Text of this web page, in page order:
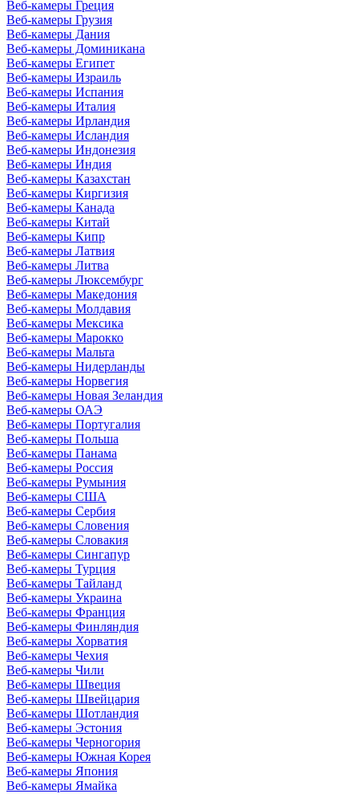
Веб-камеры Греция
Веб-камеры Грузия
Веб-камеры Дания
Веб-камеры Доминикана
Веб-камеры Египет
Веб-камеры Израиль
Веб-камеры Испания
Веб-камеры Италия
Веб-камеры Ирландия
Веб-камеры Исландия
Веб-камеры Индонезия
Веб-камеры Индия
Веб-камеры Казахстан
Веб-камеры Киргизия
Веб-камеры Канада
Веб-камеры Китай
Веб-камеры Кипр
Веб-камеры Латвия
Веб-камеры Литва
Веб-камеры Люксембург
Веб-камеры Македония
Веб-камеры Молдавия
Веб-камеры Мексика
Веб-камеры Марокко
Веб-камеры Мальта
Веб-камеры Нидерланды
Веб-камеры Норвегия
Веб-камеры Новая Зеландия
Веб-камеры ОАЭ
Веб-камеры Португалия
Веб-камеры Польша
Веб-камеры Панама
Веб-камеры Россия
Веб-камеры Румыния
Веб-камеры США
Веб-камеры Сербия
Веб-камеры Словения
Веб-камеры Словакия
Веб-камеры Сингапур
Веб-камеры Турция
Веб-камеры Тайланд
Веб-камеры Украина
Веб-камеры Франция
Веб-камеры Финляндия
Веб-камеры Хорватия
Веб-камеры Чехия
Веб-камеры Чили
Веб-камеры Швеция
Веб-камеры Швейцария
Веб-камеры Шотландия
Веб-камеры Эстония
Веб-камеры Черногория
Веб-камеры Южная Корея
Веб-камеры Япония
Веб-камеры Ямайка